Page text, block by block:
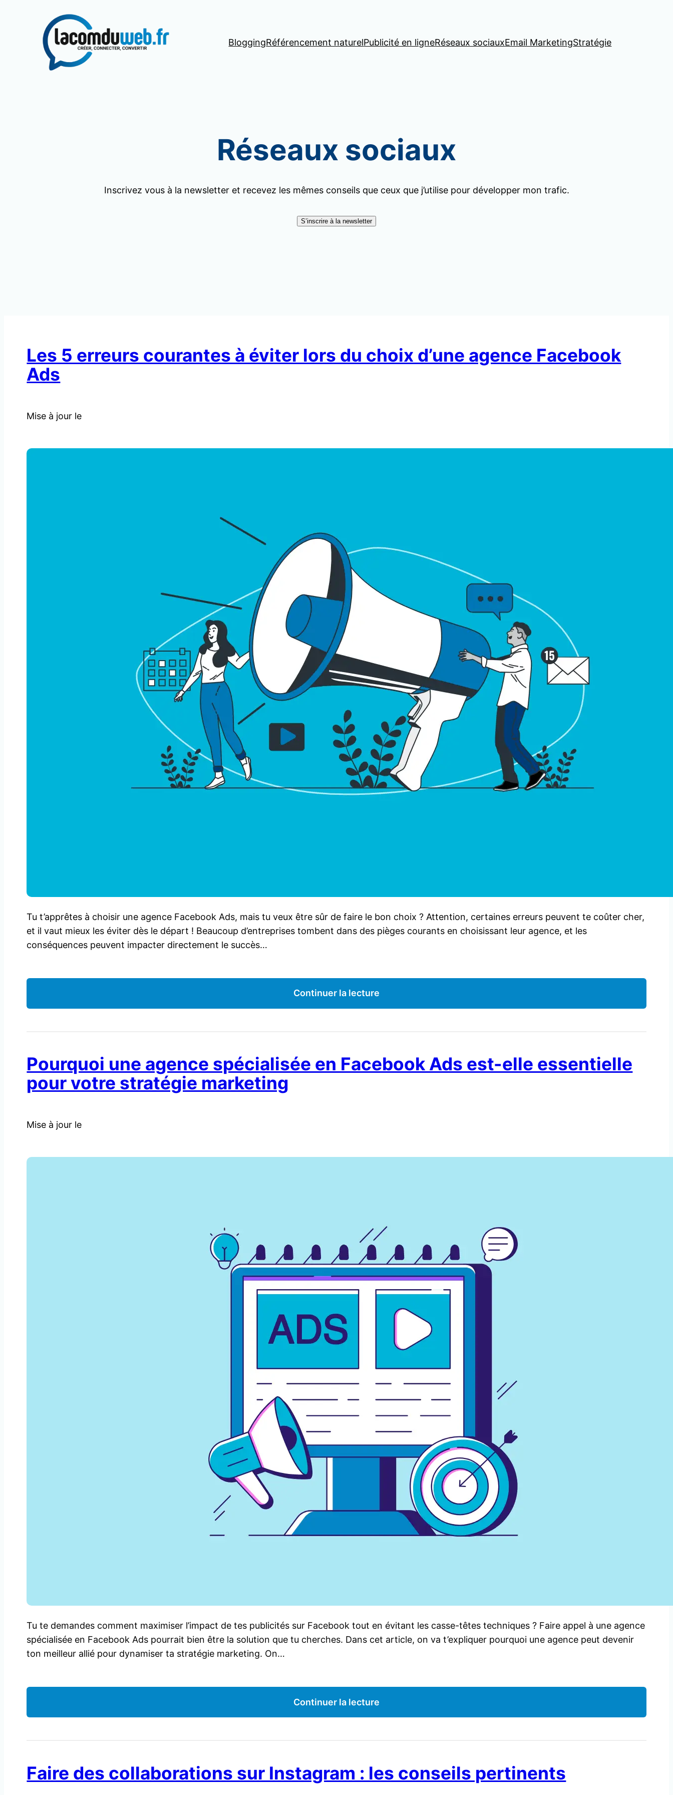
BloggingRéférencement naturelPublicité en ligneRéseaux sociauxEmail MarketingStratégie
Réseaux sociaux
Inscrivez vous à la newsletter et recevez les mêmes conseils que ceux que j’utilise pour développer mon trafic.
S’inscrire à la newsletter
Les 5 erreurs courantes à éviter lors du choix d’une agence Facebook
Ads
Mise à jour le
Tu t’apprêtes à choisir une agence Facebook Ads, mais tu veux être sûr de faire le bon choix ? Attention, certaines erreurs peuvent te coûter cher,
et il vaut mieux les éviter dès le départ ! Beaucoup d’entreprises tombent dans des pièges courants en choisissant leur agence, et les
conséquences peuvent impacter directement le succès…
Continuer la lecture
Pourquoi une agence spécialisée en Facebook Ads est-elle essentielle
pour votre stratégie marketing
Mise à jour le
Tu te demandes comment maximiser l’impact de tes publicités sur Facebook tout en évitant les casse-têtes techniques ? Faire appel à une agence
spécialisée en Facebook Ads pourrait bien être la solution que tu cherches. Dans cet article, on va t’expliquer pourquoi une agence peut devenir
ton meilleur allié pour dynamiser ta stratégie marketing. On…
Continuer la lecture
Faire des collaborations sur Instagram : les conseils pertinents